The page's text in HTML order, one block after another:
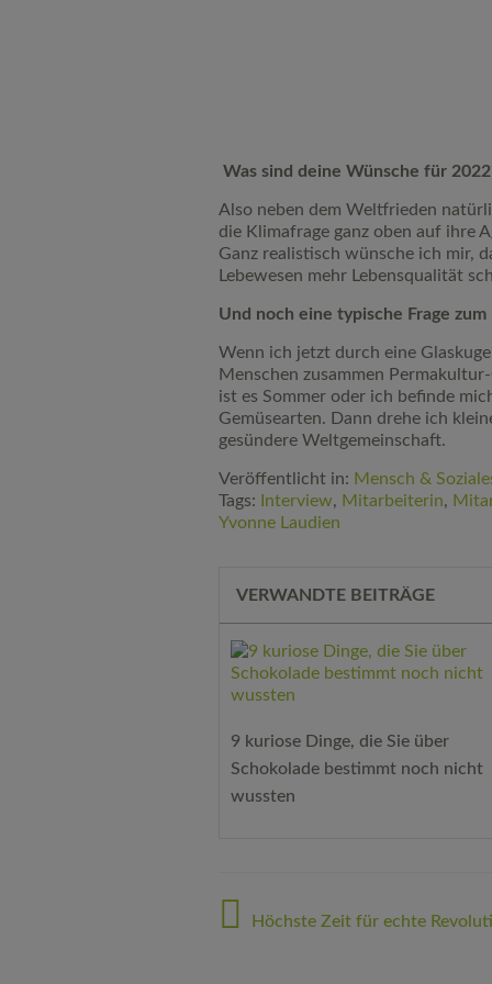
Was sind deine Wünsche für
Also neben dem Weltfrieden
die Klimafrage ganz oben auf ihre
Ganz realistisch wünsche ich mir,
Lebewesen mehr Lebensqualität
Und noch eine typische Frage
Wenn ich jetzt durch eine
Menschen zusammen
ist es Sommer oder ich befinde
Gemüsearten. Dann drehe ich
gesündere Weltgemeinschaft.
Veröffentlicht in: Mensch &
Tags:
Interview, Mitarbeiterin,
Yvonne Laudien
VERWANDTE BEITRÄGE
9 kuriose Dinge, die Sie über
Schokolade bestimmt noch nicht
wussten
Beitragsnavigation
Höchste Zeit für echte